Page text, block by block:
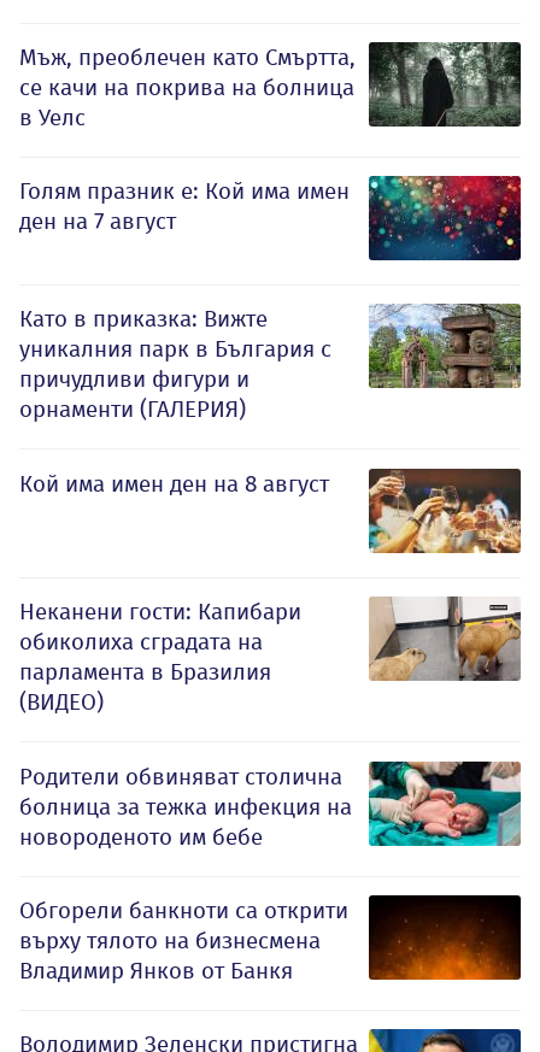
Мъж, преоблечен като Смъртта,
се качи на покрива на болница
в Уелс
Голям празник е: Кой има имен
ден на 7 август
Като в приказка: Вижте
уникалния парк в България с
причудливи фигури и
орнаменти (ГАЛЕРИЯ)
Кой има имен ден на 8 август
Неканени гости: Капибари
обиколиха сградата на
парламента в Бразилия
(ВИДЕО)
Родители обвиняват столична
болница за тежка инфекция на
новороденото им бебе
Обгорели банкноти са открити
върху тялото на бизнесмена
Владимир Янков от Банкя
Володимир Зеленски пристигна